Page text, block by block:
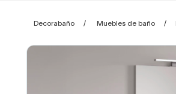
Decorabaño Muebles de baño